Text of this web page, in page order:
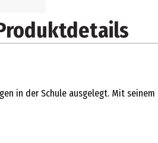
in der Schule ausgelegt. Mit